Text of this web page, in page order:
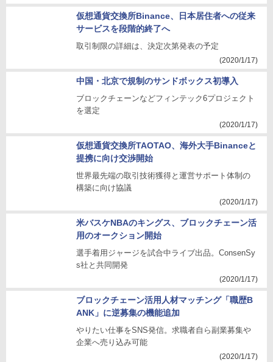
仮想通貨交換所Binance、日本居住者への従来
サービスを段階的終了へ
取引制限の詳細は、決定次第発表の予定
(2020/1/17)
中国・北京で規制のサンドボックス初導入
ブロックチェーンなどフィンテック6プロジェクト
を選定
(2020/1/17)
仮想通貨交換所TAOTAO、海外大手Binanceと
提携に向け交渉開始
世界最先端の取引技術獲得と運営サポート体制の
構築に向け協議
(2020/1/17)
米バスケNBAのキングス、ブロックチェーン活
用のオークション開始
選手着用ジャージを試合中ライブ出品。ConsenSy
s社と共同開発
(2020/1/17)
ブロックチェーン活用人材マッチング「職歴B
ANK」に逆募集の機能追加
やりたい仕事をSNS発信。求職者自ら副業募集や
企業へ売り込み可能
(2020/1/17)